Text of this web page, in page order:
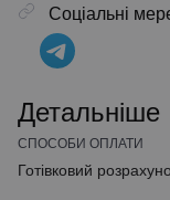
Соціальні
Детальніше
СПОСОБИ ОПЛАТИ
Готівковий